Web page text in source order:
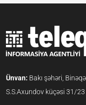
Ünvan: Bakı şəhəri,
S.S.Axundov küçəsi 31/23